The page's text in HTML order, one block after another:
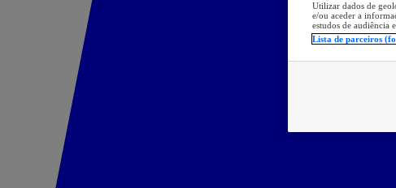
Utilizar dados de
e/ou aceder a
estudos de audiência
Lista de parceiros